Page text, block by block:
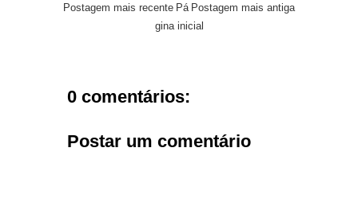
Postagem mais recente Postagem mais antiga
Pá
gina inicial
0 comentários:
Postar um comentário